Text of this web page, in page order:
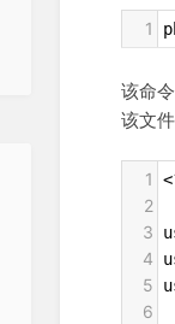
1
该命
该文
1
2
3
4
5
6